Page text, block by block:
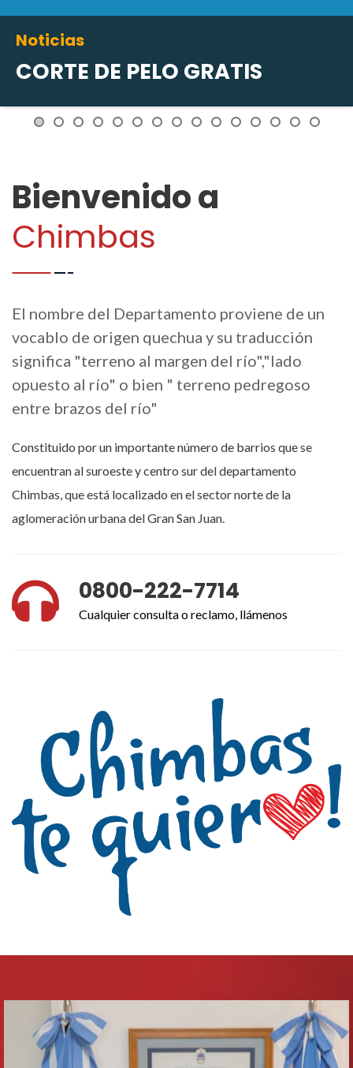
Noticias
FIESTA PATRONAL EN HONOR
A SAN CAYETANO
Bienvenido a
Chimbas
El nombre del Departamento proviene de un
vocablo de origen quechua y su traducción
significa "terreno al margen del río","lado
opuesto al río" o bien " terreno pedregoso
entre brazos del río"
Constituido por un importante número de barrios que se
encuentran al suroeste y centro sur del departamento
Chimbas, que está localizado en el sector norte de la
aglomeración urbana del Gran San Juan.
0800-222-7714
Cualquier consulta o reclamo, llámenos